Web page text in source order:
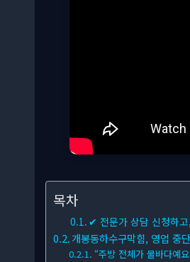
목차
✔ 전문가 상담 신청하
개봉동하수구막힘, 영업 중
“주방 전체가 물바다예